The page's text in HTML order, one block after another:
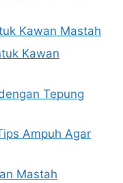
Kawan Mastah
Kawan
Tepung
Ampuh Agar
Mastah